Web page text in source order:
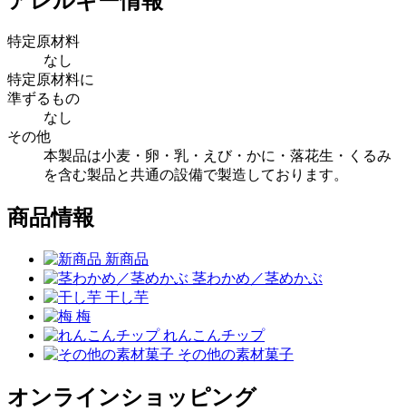
特定原材料
なし
特定原材料に
準ずるもの
なし
その他
本製品は小麦・卵・乳・えび・かに・落花生・くるみ
を含む製品と共通の設備で製造しております。
商品情報
新商品
茎わかめ／茎めかぶ
干し芋
梅
れんこんチップ
その他の素材菓子
オンラインショッピング